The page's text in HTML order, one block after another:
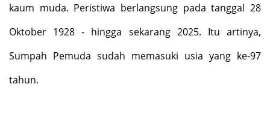
kaum muda. Peristiwa berlangsung pada tanggal 28
Oktober 1928 - hingga sekarang 2025. Itu artinya,
Sumpah Pemuda sudah memasuki usia yang ke-97
tahun.